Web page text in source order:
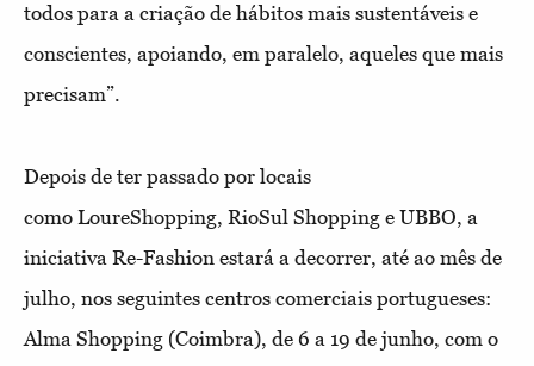
todos para a criação de hábitos mais sustentáveis e
conscientes, apoiando, em paralelo, aqueles que mais
precisam”.
Depois de ter passado por locais
como LoureShopping, RioSul Shopping e UBBO, a
iniciativa Re-Fashion estará a decorrer, até ao mês de
julho, nos seguintes centros comerciais portugueses:
Alma Shopping (Coimbra), de 6 a 19 de junho, com o